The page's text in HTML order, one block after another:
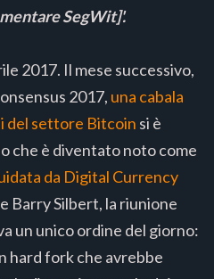
SegWit]'.
2017. Il mese successivo,
2017, una cabala
del settore Bitcoin si è
che è diventato noto come
da Digital Currency
Barry Silbert, la riunione
un unico ordine del giorno:
hard fork che avrebbe